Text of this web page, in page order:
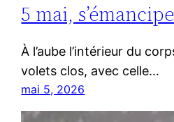
5 mai,
À l’aube l’intérieur du
volets clos, avec celle…
mai 5, 2026